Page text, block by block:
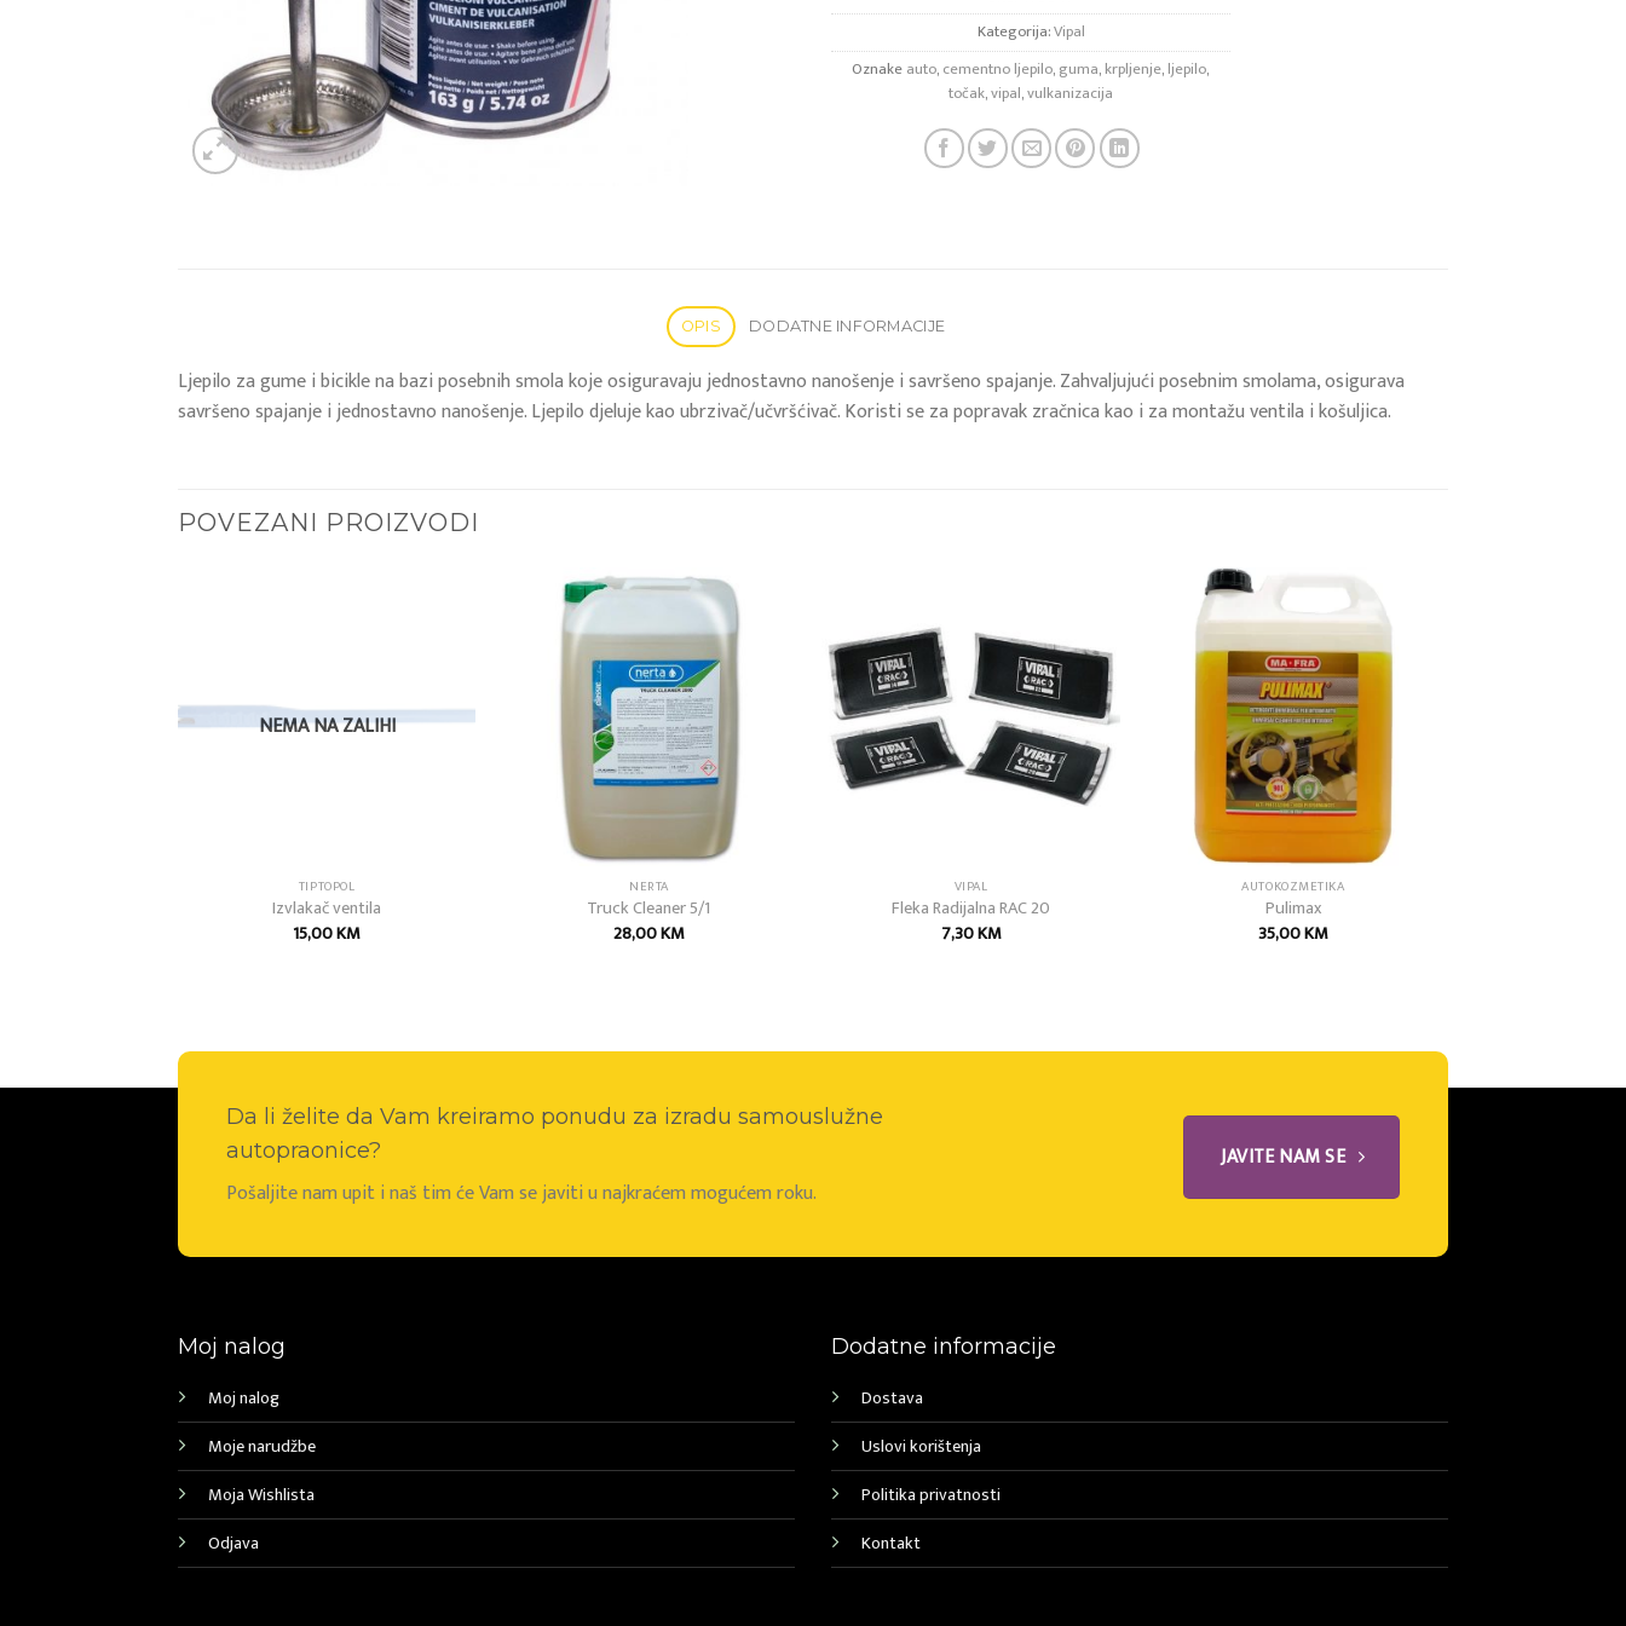
Kategorija:Vipal
Oznakeauto,cementno ljepilo,guma,krpljenje,ljepilo,
točak,vipal,vulkanizacija
OPIS DODATNE INFORMACIJE
Ljepilo za gume i bicikle na bazi posebnih smola koje osiguravaju jednostavno nanošenje i savršeno spajanje. Zahvaljujući posebnim smolama, osigurava
savršeno spajanje i jednostavno nanošenje. Ljepilo djeluje kao ubrzivač/učvršćivač. Koristi se za popravak zračnica kao i za montažu ventila i košuljica.
POVEZANI PROIZVODI
NEMA NA ZALIHI
TIPTOPOL
Izvlakač ventila
15,00KM
Add to
NERTA
Truck Cleaner 5/1
28,00KM
wishlist
VIPAL
Fleka Radijalna RAC 20
7,30KM
wishlist
AUTOKOZMETIKA
Pulimax
35,00KM
Da li želite da Vam kreiramo ponudu za izradu samouslužne
autopraonice?
Pošaljite nam upit i naš tim će Vam se javiti u najkraćem mogućem roku.
JAVITE NAM SE
Moj nalog
Moj nalog
Moje narudžbe
Moja Wishlista
Odjava
Dodatne informacije
Dostava
Uslovi korištenja
Politika privatnosti
Kontakt